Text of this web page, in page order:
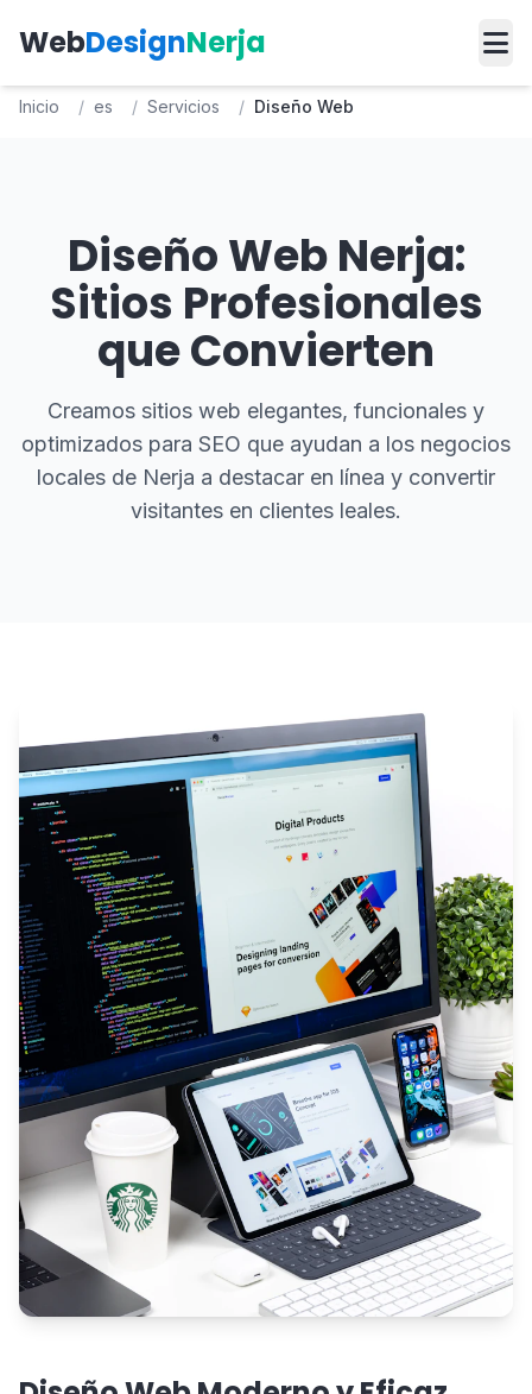
WebDesignNerja
Inicio / es / Servicios / Diseño Web
Diseño Web Nerja:
Sitios Profesionales
que Convierten
Creamos sitios web elegantes, funcionales y
optimizados para SEO que ayudan a los negocios
locales de Nerja a destacar en línea y convertir
visitantes en clientes leales.